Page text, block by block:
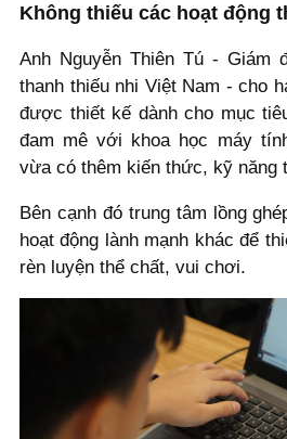
Không thiếu các hoạt động
Anh Nguyễn Thiên Tú - Giám
thanh thiếu nhi Việt Nam - cho
được thiết kế dành cho mục
đam mê với khoa học máy
vừa có thêm kiến thức, kỹ năng
Bên cạnh đó trung tâm lồng
hoạt động lành mạnh khác để
rèn luyện thể chất, vui chơi.